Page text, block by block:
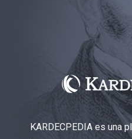
KARDECPEDIA es una